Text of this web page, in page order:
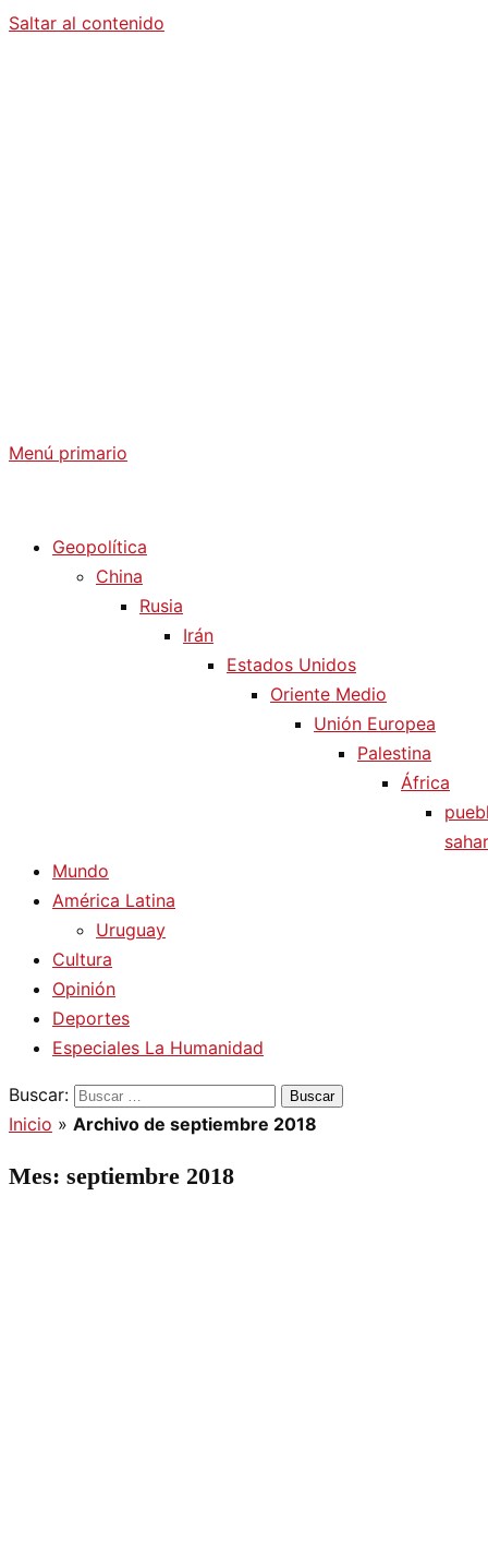
Saltar al contenido
Menú primario
Geopolítica
China
Rusia
Irán
Estados Unidos
Oriente Medio
Unión Europea
Palestina
África
Mundo
América Latina
Uruguay
Cultura
Opinión
Deportes
Especiales La Humanidad
Buscar:
Inicio » Archivo de septiembre 2018
Mes: septiembre 2018